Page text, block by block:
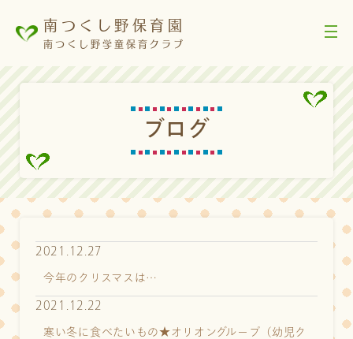
南つくし野保育園
南つくし野学童保育クラブ
ブロ グ
2021.12.27
今年のクリスマスは…
2021.12.22
寒い冬に食べたいもの★オリオングループ（幼児ク